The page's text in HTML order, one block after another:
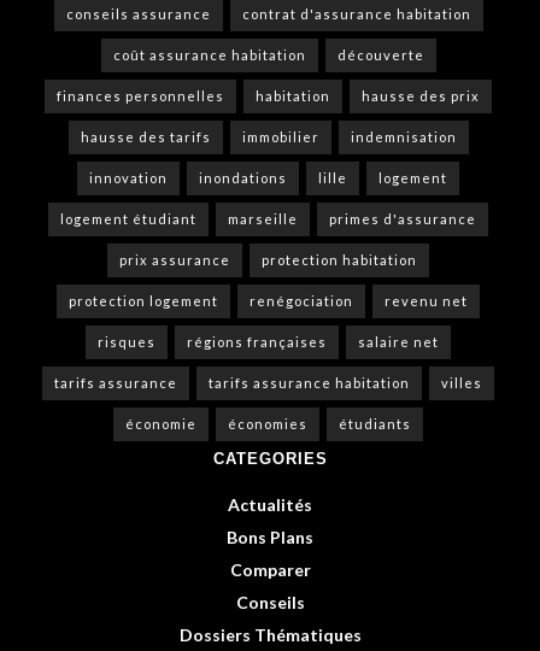
conseils assurance contrat d'assurance habitation
coût assurance habitation découverte
finances personnelles habitation hausse des prix
hausse des tarifs immobilier indemnisation
innovation inondations lille logement
logement étudiant marseille primes d'assurance
prix assurance protection habitation
protection logement renégociation revenu net
risques régions françaises salaire net
tarifs assurance tarifs assurance habitation villes
économie économies étudiants
CATEGORIES
Actualités
Bons Plans
Comparer
Conseils
Dossiers Thématiques